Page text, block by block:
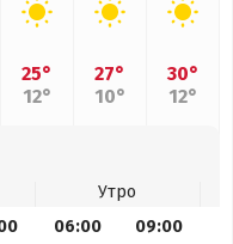
25°
12°
27°
10°
30°
12°
Утро
06:00 09:00